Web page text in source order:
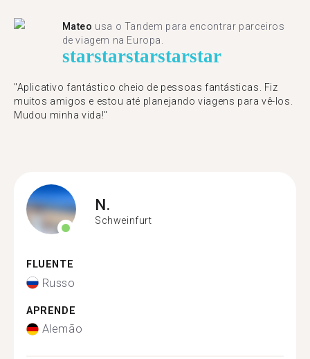
Mateo usa o Tandem para encontrar parceiros
de viagem na Europa.
starstarstarstarstar
"Aplicativo fantástico cheio de pessoas fantásticas. Fiz
muitos amigos e estou até planejando viagens para vê-los.
Mudou minha vida!"
N.
Schweinfurt
FLUENTE
Russo
APRENDE
Alemão